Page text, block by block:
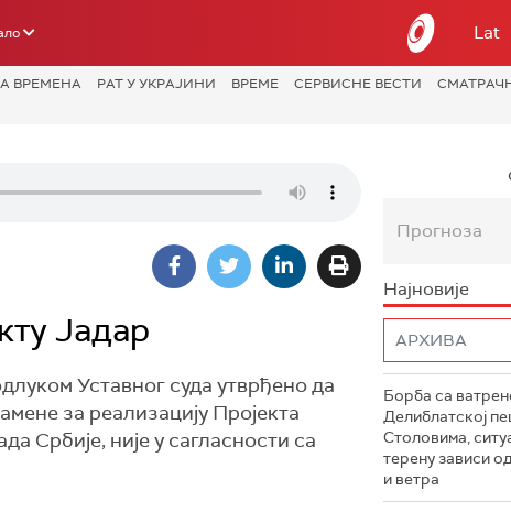
Lat
ВРЕМЕНА РАТ У УКРАЈИНИ ВРЕМЕ СЕРВИСНЕ ВЕСТИ
Јадар
Уставног суда утврђено да
за реализацију Пројекта
Србије, није у сагласности са
Прогноза
Најновије
Борба са
Делиблатској
Столовима,
терену зависи
и ветра